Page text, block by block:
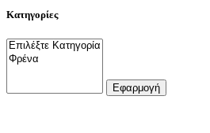
Κατηγορίες
Εφαρμογή